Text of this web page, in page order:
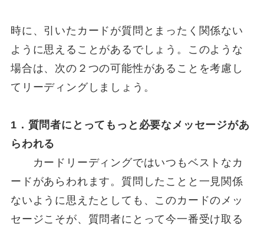
時に、引いたカードが質問とまったく関係ない
ように思えることがあるでしょう。このような
場合は、次の２つの可能性があることを考慮し
てリーディングしましょう。
1．質問者にとってもっと必要なメッセージがあ
らわれる
カードリーディングではいつもベストなカ
ードがあらわれます。質問したことと一見関係
ないように思えたとしても、このカードのメッ
セージこそが、質問者にとって今一番受け取る